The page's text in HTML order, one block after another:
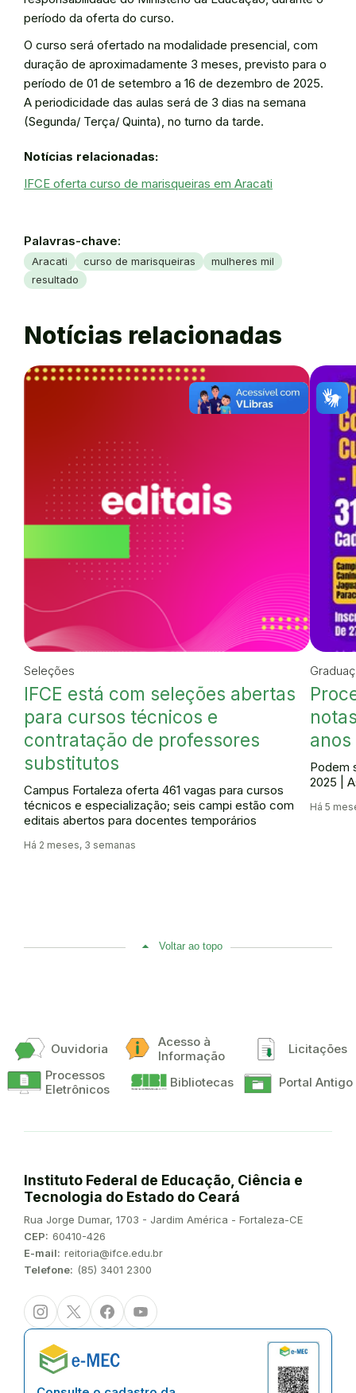
período da oferta do curso.
O curso será ofertado na modalidade presencial, com
duração de aproximadamente 3 meses, previsto para o
período de 01 de setembro a 16 de dezembro de 2025.
A periodicidade das aulas será de 3 dias na semana
(Segunda/ Terça/ Quinta), no turno da tarde.
Notícias relacionadas:
IFCE oferta curso de marisqueiras em Aracati
Palavras-chave:
Aracati curso de marisqueiras
mulheres mil
resultado
Notícias relacionadas
Seleções
IFCE está com seleções abertas
para cursos técnicos e
contratação de professores
substitutos
Campus Fortaleza oferta 461 vagas para cursos
técnicos e especialização; seis campi estão com
editais abertos para docentes temporários
Há 2 meses, 3 semanas
anos
Podem
2025 |
Há 5
Voltar ao topo
Ouvidoria
Acesso à
Informação
Licitações
Processos
Eletrônicos
Bibliotecas Portal Antigo
Instituto Federal de Educação, Ciência e
Tecnologia do Estado do Ceará
Endereço:
Rua Jorge Dumar, 1703 - Jardim América - Fortaleza-CE
CEP: 60410-426
E-mail: reitoria@ifce.edu.br
Telefone: (85) 3401 2300
InstagramTwitter/XFacebookYoutube